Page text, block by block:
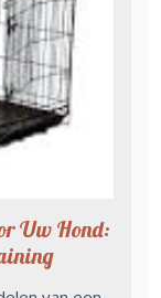
Uw Hond: